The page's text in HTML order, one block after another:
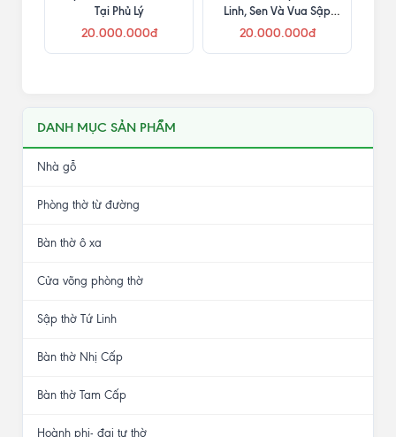
Tại Phủ Lý
20.000.000đ
Linh, Sen Và Vua Sập
Thờ Mới
20.000.000đ
DANH MỤC SẢN PHẨM
Nhà gỗ
Phòng thờ từ đường
Bàn thờ ô xa
Cửa võng phòng thờ
Sập thờ Tứ Linh
Bàn thờ Nhị Cấp
Bàn thờ Tam Cấp
Hoành phi- đại tự thờ